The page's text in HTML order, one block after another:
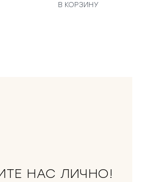
В КОРЗИНУ
НАС ЛИЧНО!